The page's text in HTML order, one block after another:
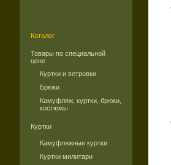
Каталог
Товары по специальной
цене
Куртки и ветровки
Брюки
Камуфляж, куртки, брюки,
костюмы
Куртки
Камуфляжные куртки
Куртки милитари